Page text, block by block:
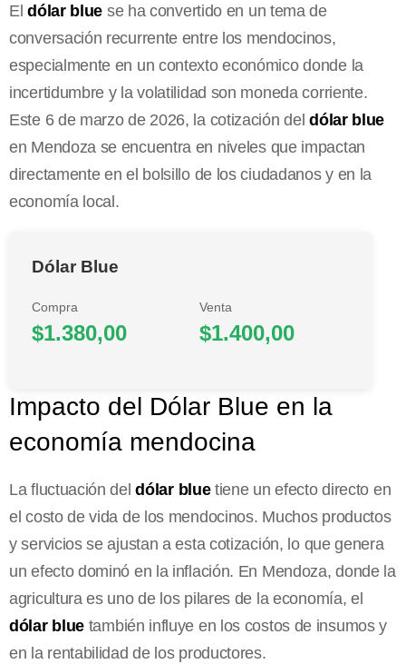
Eldólar blue se ha convertido en un tema de
conversación recurrente entre los mendocinos,
especialmente en un contexto económico donde la
incertidumbre y la volatilidad son moneda corriente.
Este 6 de marzo de 2026, la cotización deldólar blue
en Mendoza se encuentra en niveles que impactan
directamente en el bolsillo de los ciudadanos y en la
economía local.
Dólar Blue
Compra
$1.380,00
Venta
$1.400,00
Impacto del Dólar Blue en la
economía mendocina
La fluctuación deldólar bluetiene un efecto directo en
el costo de vida de los mendocinos. Muchos productos
y servicios se ajustan a esta cotización, lo que genera
un efecto dominó en la inflación. En Mendoza, donde la
agricultura es uno de los pilares de la economía, el
dólar blue también influye en los costos de insumos y
en la rentabilidad de los productores.